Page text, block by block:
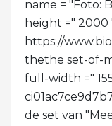
name = "Foto:
height ="
https://
thethe set-of-
full-width ="
de set van